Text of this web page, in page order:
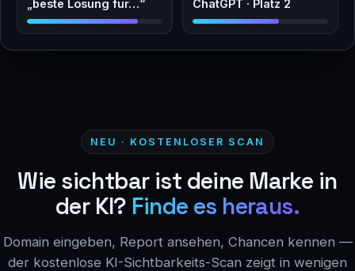
„beste Lösung für…“ ChatGPT · Platz 2
NEU · KOSTENLOSER SCAN
Wie sichtbar ist deine Marke in
der KI? Finde es heraus.
Domain eingeben, Report ansehen, Chancen kennen —
der kostenlose KI-Sichtbarkeits-Scan zeigt in wenigen